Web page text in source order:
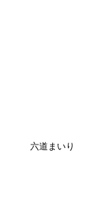
六道まいり